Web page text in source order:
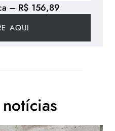
– R$ 156,89
AQUI